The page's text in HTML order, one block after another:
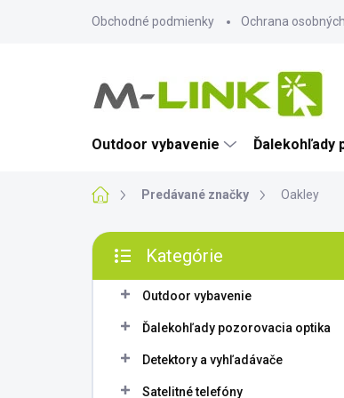
Obchodné podmienky Ochrana
Outdoor vybavenie Ďalekohľady
DomovPredávané značky Oakley
B
č
kategórie
Kategórie
Outdoor vybavenie
Ďalekohľady pozorovacia optika
Detektory a vyhľadávače
Satelitné telefóny